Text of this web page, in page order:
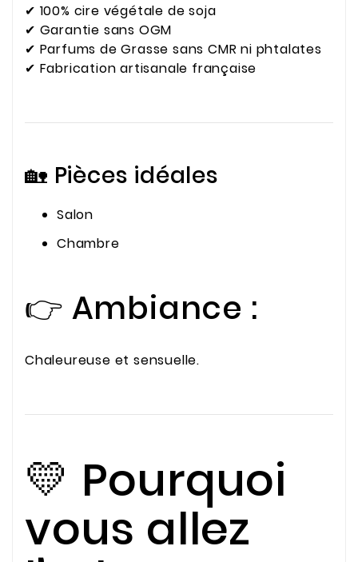
✔ 100% cire végétale de soja
✔ Garantie sans OGM
✔ Parfums de Grasse sans CMR ni phtalates
✔ Fabrication artisanale française
🏡 Pièces idéales
Salon
Chambre
👉 Ambiance :
Chaleureuse et sensuelle.
💛 Pourquoi
vous allez